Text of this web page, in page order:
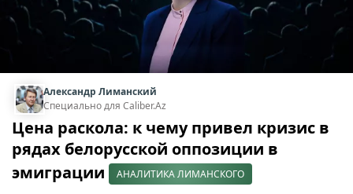
Александр Лиманский
Специально для Caliber.Az
Цена раскола: к чему привел кризис в
рядах белорусской оппозиции в
эмиграции
АНАЛИТИКА ЛИМАНСКОГО